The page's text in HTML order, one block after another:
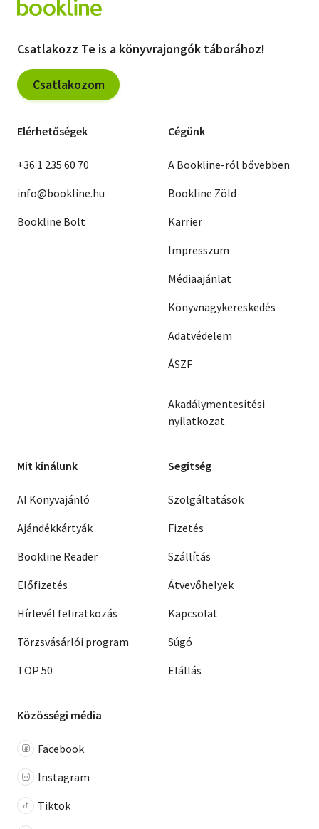
Csatlakozz Te is a könyvrajongók táborához!
Csatlakozom
Elérhetőségek
+36 1 235 60 70
info@bookline.hu
Bookline Bolt
Cégünk
A Bookline-ról bővebben
Bookline Zöld
Karrier
Impresszum
Médiaajánlat
Könyvnagykereskedés
Adatvédelem
ÁSZF
Akadálymentesítési
nyilatkozat
Mit kínálunk
AI Könyvajánló
Ajándékkártyák
Bookline Reader
Előfizetés
Hírlevél feliratkozás
Törzsvásárlói program
TOP 50
Segítség
Szolgáltatások
Fizetés
Szállítás
Átvevőhelyek
Kapcsolat
Súgó
Elállás
Közösségi média
Facebook
Instagram
Tiktok